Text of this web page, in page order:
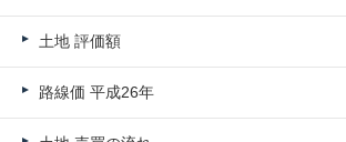
土地 評価額
路線価 平成26年